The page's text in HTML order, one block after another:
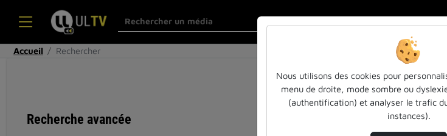
Accueil Rechercher
Recherche avancée
Nous utilisons des cookies pour
menu de droite, mode sombre ou
(authentification) et analyser le trafic
instances).